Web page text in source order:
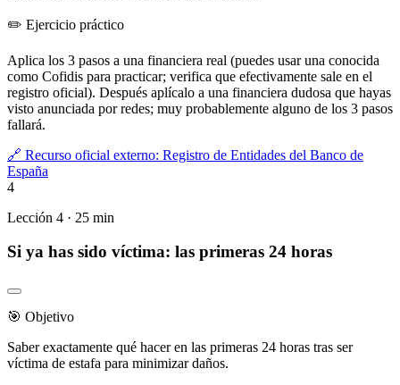
✏️ Ejercicio práctico
Aplica los 3 pasos a una financiera real (puedes usar una conocida
como Cofidis para practicar; verifica que efectivamente sale en el
registro oficial). Después aplícalo a una financiera dudosa que hayas
visto anunciada por redes; muy probablemente alguno de los 3 pasos
fallará.
🔗 Recurso oficial externo: Registro de Entidades del Banco de
España
4
Lección 4 · 25 min
Si ya has sido víctima: las primeras 24 horas
🎯 Objetivo
Saber exactamente qué hacer en las primeras 24 horas tras ser
víctima de estafa para minimizar daños.